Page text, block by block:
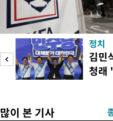
정치
김민
청래
많이 본 기사